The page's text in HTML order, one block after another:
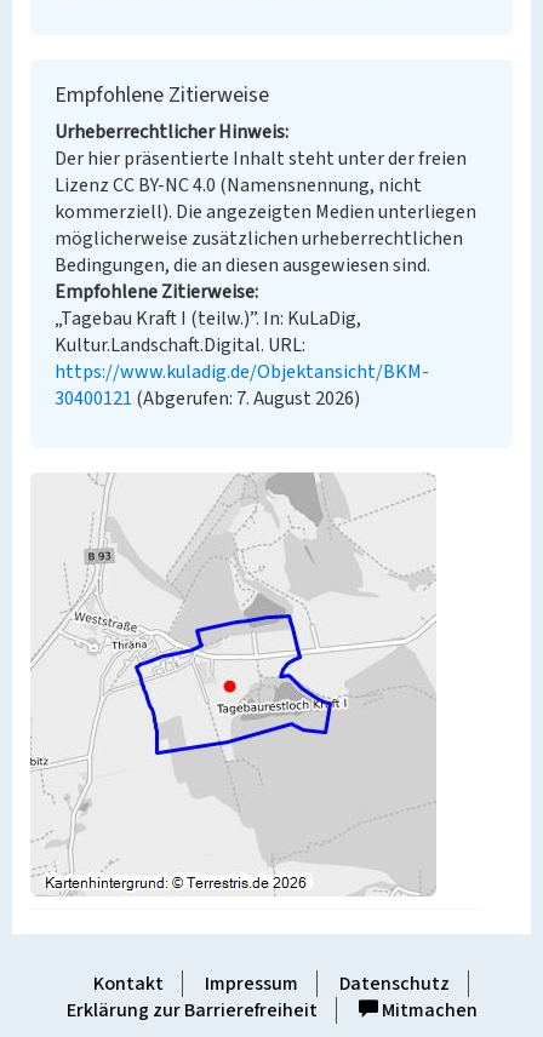
Empfohlene Zitierweise
Urheberrechtlicher Hinweis
Der hier präsentierte Inhalt steht unter der freien
Lizenz CC BY-NC 4.0 (Namensnennung, nicht
kommerziell). Die angezeigten Medien unterliegen
möglicherweise zusätzlichen urheberrechtlichen
Bedingungen, die an diesen ausgewiesen sind.
Empfohlene Zitierweise
„Tagebau Kraft I (teilw.)”. In: KuLaDig,
Kultur.Landschaft.Digital. URL:
https://www.kuladig.de/Objektansicht/BKM-
30400121 (Abgerufen: 7. August 2026)
Kontakt Impressum
Datenschutz
Erklärung zur Barrierefreiheit
Mitmachen